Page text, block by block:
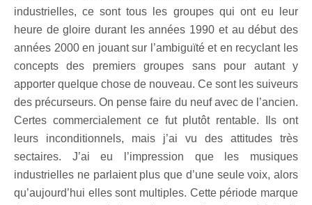
industrielles, ce sont tous les groupes qui ont eu leur
heure de gloire durant les années 1990 et au début des
années 2000 en jouant sur l’ambiguïté et en recyclant les
concepts des premiers groupes sans pour autant y
apporter quelque chose de nouveau. Ce sont les suiveurs
des précurseurs. On pense faire du neuf avec de l’ancien.
Certes commercialement ce fut plutôt rentable. Ils ont
leurs inconditionnels, mais j’ai vu des attitudes très
sectaires. J’ai eu l’impression que les musiques
industrielles ne parlaient plus que d’une seule voix, alors
qu’aujourd’hui elles sont multiples. Cette période marque